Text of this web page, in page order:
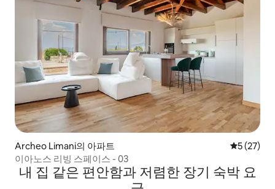
Archeo Limani의 아파트 평점 5점
5 (27)
이아노스 리빙 스페이스 - 03
내 집 같은 편안함과 저렴한 장기 숙박 요